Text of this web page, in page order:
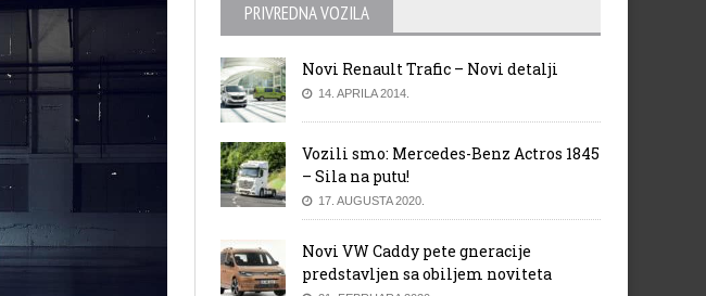
PRIVREDNA VOZILA
Novi Renault Trafic – Novi detalji
14. APRILA 2014.
Vozili smo: Mercedes-Benz Actros 1845
– Sila na putu!
17. AUGUSTA 2020.
Novi VW Caddy pete gneracije
predstavljen sa obiljem noviteta